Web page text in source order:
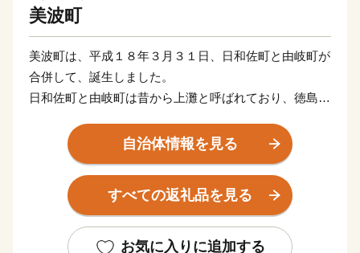
美波町
美波町は、平成１８年３月３１日、日和佐町と由岐町が
合併して、誕生しました。
日和佐町と由岐町は昔から上灘と呼ばれており、徳島県
北は阿南市、那賀町、西は牟岐町、海陽町に接し、南東
は太平洋に望み、暖かい黒潮の良好な漁場を有していま
海岸部は、海亀が産卵をする砂浜、陸けい島、離島、海
富んだ海岸線となっており、多くは「室戸阿南海岸国定
自治体情報を見る
すべての返礼品を見る
お気に入りに追加する